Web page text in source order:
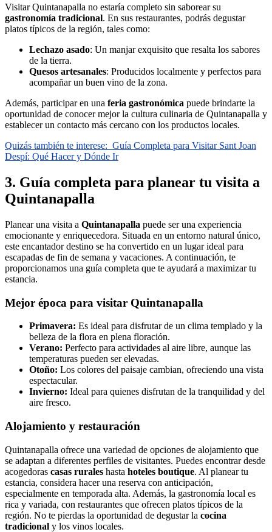
Visitar Quintanapalla no estaría completo sin saborear su
gastronomía tradicional. En sus restaurantes, podrás degustar
platos típicos de la región, tales como:
Lechazo asado: Un manjar exquisito que resalta los sabores
de la tierra.
Quesos artesanales: Producidos localmente y perfectos para
acompañar un buen vino de la zona.
Además, participar en una feria gastronómica puede brindarte la
oportunidad de conocer mejor la cultura culinaria de Quintanapalla y
establecer un contacto más cercano con los productos locales.
Quizás también te interese: Guía Completa para Visitar Sant Joan
Despí: Qué Hacer y Dónde Ir
3. Guía completa para planear tu visita a
Quintanapalla
Planear una visita a Quintanapalla puede ser una experiencia
emocionante y enriquecedora. Situada en un entorno natural único,
este encantador destino se ha convertido en un lugar ideal para
escapadas de fin de semana y vacaciones. A continuación, te
proporcionamos una guía completa que te ayudará a maximizar tu
estancia.
Mejor época para visitar Quintanapalla
Primavera: Es ideal para disfrutar de un clima templado y la
belleza de la flora en plena floración.
Verano: Perfecto para actividades al aire libre, aunque las
temperaturas pueden ser elevadas.
Otoño: Los colores del paisaje cambian, ofreciendo una vista
espectacular.
Invierno: Ideal para quienes disfrutan de la tranquilidad y del
aire fresco.
Alojamiento y restauración
Quintanapalla ofrece una variedad de opciones de alojamiento que
se adaptan a diferentes perfiles de visitantes. Puedes encontrar desde
acogedoras casas rurales hasta hoteles boutique. Al planear tu
estancia, considera hacer una reserva con anticipación,
especialmente en temporada alta. Además, la gastronomía local es
rica y variada, con restaurantes que ofrecen platos típicos de la
región. No te pierdas la oportunidad de degustar la cocina
tradicional y los vinos locales.